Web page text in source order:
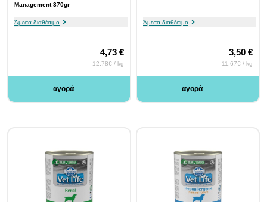
Management 370gr
Άμεσα διαθέσιμο
4,73 €
12.78€ / kg
αγορά
Άμεσα διαθέσιμο
3,50 €
11.67€ / kg
αγορά